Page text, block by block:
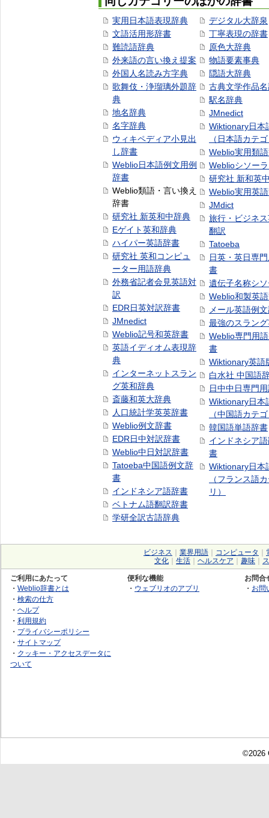
実用日本語表現辞典
文語活用形辞書
難読語辞典
外来語の言い換え提案
外国人名読み方字典
歌舞伎・浄瑠璃外題辞
典
地名辞典
名字辞典
ウィキペディア小見出
し辞書
Weblio日本語例文用例
辞書
Weblio類語・言い換え
辞書
研究社 新英和中辞典
Eゲイト英和辞典
ハイパー英語辞書
研究社 英和コンピュ
ーター用語辞典
外務省記者会見英語対
訳
EDR日英対訳辞書
JMnedict
Weblio記号和英辞書
英語イディオム表現辞
典
インターネットスラン
グ英和辞典
斎藤和英大辞典
人口統計学英英辞書
Weblio例文辞書
EDR日中対訳辞書
Weblio中日対訳辞書
Tatoeba中国語例文辞
書
インドネシア語辞書
ベトナム語翻訳辞書
学研全訳古語辞典
デジタル大辞泉
丁寧表現の辞書
原色大辞典
物語要素事典
隠語大辞典
古典文学作品
駅名辞典
JMnedict
Wiktionary日本
（日本語カテ
Weblio実用類
Weblioシソー
研究社 新和英
Weblio実用英
JMdict
旅行・ビジネ
翻訳
Tatoeba
日英・英日専
書
遺伝子名称シ
Weblio和製英
メール英語例
最強のスラン
Weblio専門用
書
Wiktionary英語
白水社 中国語
日中中日専門
Wiktionary日本
（中国語カテ
韓国語単語辞書
インドネシア
書
Wiktionary日本
（フランス語
リ）
ビジネス 業界用語 コンピュータ
文化
生活 ヘルスケア 趣味
ご利用にあたって
・ Weblio辞書とは
・ 検索の仕方
・ ヘルプ
・ 利用規約
・ プライバシーポリシー
・ サイトマップ
・ クッキー・アクセスデータに
ついて
便利な機能
・ ウェブリオのアプリ
お問合
・ お問
©2026